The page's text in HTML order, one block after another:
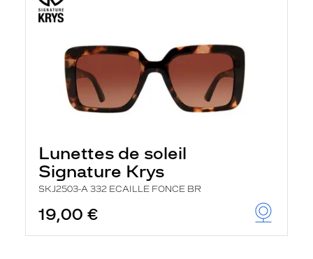
Lunettes de soleil
Signature Krys
SKJ2503-A 332 ECAILLE FONCE BR
19,00 €